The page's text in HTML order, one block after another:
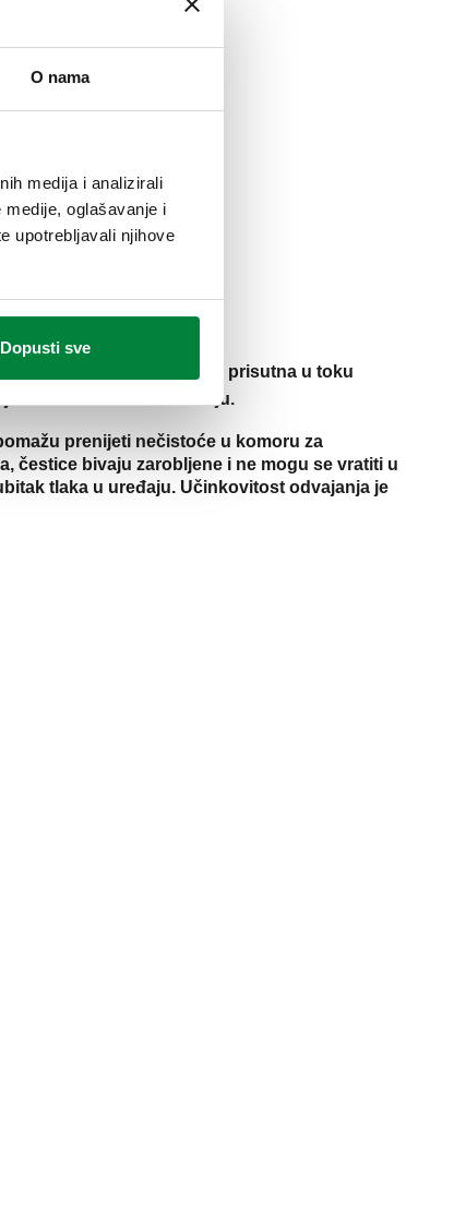
O nama
medija i analizirali
oglašavanje i
upotrebljavali njihove
Dopusti sve
sakuplja nečistoću koja je prisutna u toku
se nalazi u samom mediju.
prenijeti nečistoće u komoru za
čestice bivaju zarobljene i ne mogu se vratiti u
tlaka u uređaju. Učinkovitost odvajanja je